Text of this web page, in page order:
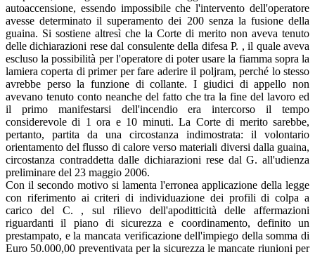
autoaccensione, essendo impossibile che l'intervento dell'operatore
avesse determinato il superamento dei 200 senza la fusione della
guaina. Si sostiene altresì che la Corte di merito non aveva tenuto
delle dichiarazioni rese dal consulente della difesa P. , il quale aveva
escluso la possibilità per l'operatore di poter usare la fiamma sopra la
lamiera coperta di primer per fare aderire il poljram, perché lo stesso
avrebbe perso la funzione di collante. I giudici di appello non
avevano tenuto conto neanche del fatto che tra la fine del lavoro ed
il primo manifestarsi dell'incendio era intercorso il tempo
considerevole di 1 ora e 10 minuti. La Corte di merito sarebbe,
pertanto, partita da una circostanza indimostrata: il volontario
orientamento del flusso di calore verso materiali diversi dalla guaina,
circostanza contraddetta dalle dichiarazioni rese dal G. all'udienza
preliminare del 23 maggio 2006.
Con il secondo motivo si lamenta l'erronea applicazione della legge
con riferimento ai criteri di individuazione dei profili di colpa a
carico del C. , sul rilievo dell'apoditticità delle affermazioni
riguardanti il piano di sicurezza e coordinamento, definito un
prestampato, e la mancata verificazione dell'impiego della somma di
Euro 50.000,00 preventivata per la sicurezza le mancate riunioni per